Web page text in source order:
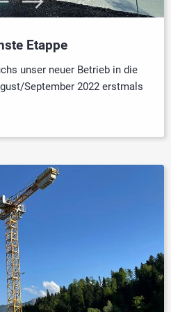
Etappe
unser neuer Betrieb in die
September 2022 erstmals